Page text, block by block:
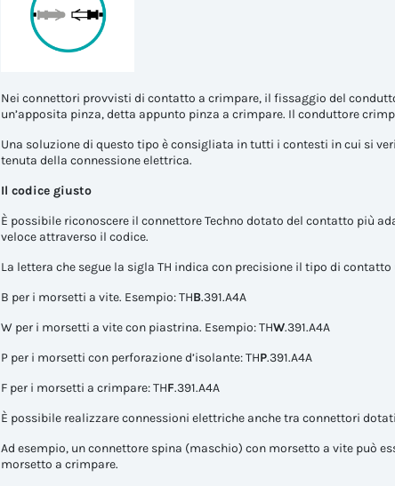
Nei connettori provvisti di contatto a crimpare, il fissaggio del
un’apposita pinza, detta appunto pinza a crimpare. Il conduttore
Una soluzione di questo tipo è consigliata in tutti i contesti in cui si
tenuta della connessione elettrica.
Il codice giusto
È possibile riconoscere il connettore Techno dotato del contatto più
veloce attraverso il codice.
La lettera che segue la sigla TH indica con precisione il tipo di
B per i morsetti a vite. Esempio: THB.391.A4A
W per i morsetti a vite con piastrina. Esempio: THW.391.A4A
P per i morsetti con perforazione d’isolante: THP.391.A4A
F per i morsetti a crimpare: THF.391.A4A
È possibile realizzare connessioni elettriche anche tra connettori
Ad esempio, un connettore spina (maschio) con morsetto a vite può
morsetto a crimpare.